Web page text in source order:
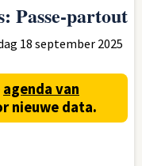
Passe-partout
18 september 2025
agenda van
nieuwe data.